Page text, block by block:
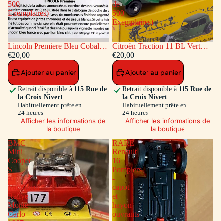
500
Exemplaires)
Lincoln Premiere Bleu Cobalt
(Série de 500 Exemplaires)
€20,00
Ajouter au panier
Retrait disponible à 115 Rue de
la Croix Nivert
Habituellement prête en
24 heures
Afficher les informations de
la boutique
de
500
Exemplaires)
Citroën Traction 11 BL Vert
(Série de 500 Exemplaires)
€20,00
Ajouter au panier
Retrait disponible à 115 Rue de
la Croix Nivert
Habituellement prête en
24 heures
Afficher les informations de
la boutique
BMC
Mini
Cooper
S
#177
Vainqueur
Rallye
Monte
Carlo
RARE
Renault
16
Pompiers
-
capot
et
hayon
ouvrants